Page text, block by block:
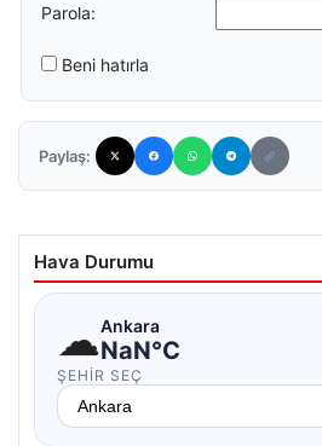
Parola:
Beni hatırla
Paylaş:
Hava Durumu
☁Ankara
NaN°C
ŞEHIR SEÇ